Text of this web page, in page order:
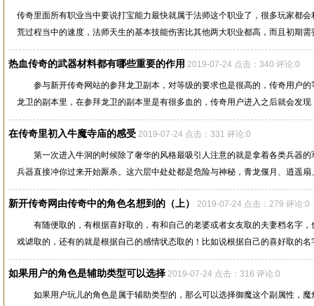
传奇里面所有职业当中要说打宝能力最快就属于法师这个职业了，很多玩家都
荒过程当中的速度，法师天生的基本技能伤害比其他两大职业都高，而且初期需
热血传奇的武器材料都有哪些重要的作用 2019-07-24 点击：340 评论:0
参与新开传奇网站的参拜龙卫副本，对等级的要求也是很高的，传奇用户的
龙卫的副本里，在参拜龙卫的副本里是有很多血的，传奇用户进入之后就会发现
在传奇里初入牛魔寺庙的感受 2019-07-24 点击：331 评论:0
第一次进入牛洞的时候除了奢华的风格最吸引人注意的就是拿着各类兵器的
兵器直接冲你过来开始厮杀。这六层中处处都是危险与神秘，青龙偃月、逍遥扇
新开传奇网由传奇中的角色名想到的（上） 2019-07-24 点击：279 评论:0
有随便取的，有根据喜好取的，有和自己的老婆或者女友取的夫妻档名字，
戏谑取的，还有的就是根据自己的感情状态取的！比如说根据自己的喜好取的名
如果用户的角色是辅助类型可以选择 2019-07-24 点击：316 评论:0
如果用户玩儿的角色是属于辅助类型的，那么可以选择御魔这个副属性，魔